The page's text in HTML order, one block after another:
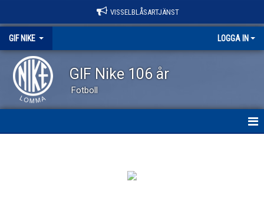
VISSELBLÅSARTJÄNST
GIF NIKE LOGGA IN
GIF Nike 106 år
Fotboll